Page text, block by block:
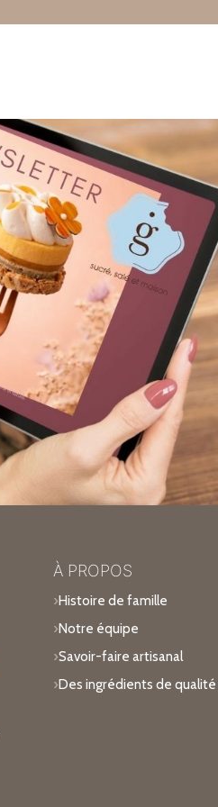
À PROPOS
Histoire de famille
Notre équipe
Savoir-faire artisanal
Des ingrédients de qualité